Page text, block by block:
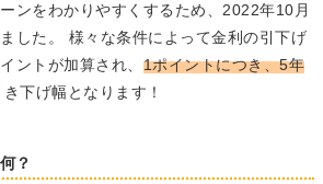
ンをわかりやすくするため、2022年10月
した。 様々な条件によって金利の引下げ
ントが加算され、 1ポイントにつき、5年
下げ幅となります！
？